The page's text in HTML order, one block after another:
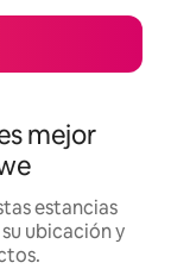
mejor
estancias
ubicación y